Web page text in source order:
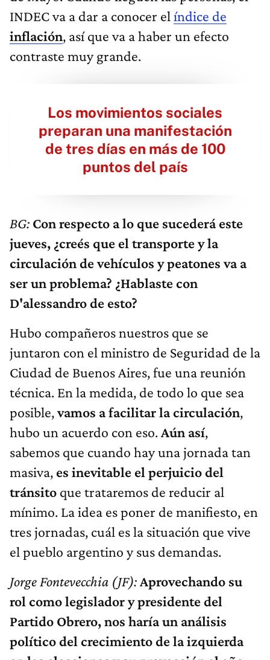
INDEC va a dar a conocer el índice de
inflación, así que va a haber un efecto
contraste muy grande.
Los movimientos sociales
preparan una manifestación
de tres días en más de 100
puntos del país
BG: Con respecto a lo que sucederá este
jueves, ¿creés que el transporte y la
circulación de vehículos y peatones va a
ser un problema? ¿Hablaste con
D'alessandro de esto?
Hubo compañeros nuestros que se
juntaron con el ministro de Seguridad de la
Ciudad de Buenos Aires, fue una reunión
técnica. En la medida, de todo lo que sea
posible,vamos a facilitar la circulación,
hubo un acuerdo con eso.Aún así,
sabemos que cuando hay una jornada tan
masiva, es inevitable el perjuicio del
tránsito que trataremos de reducir al
mínimo. La idea es poner de manifiesto, en
tres jornadas, cuál es la situación que vive
el pueblo argentino y sus demandas.
Jorge Fontevecchia (JF):Aprovechando su
rol como legislador y presidente del
Partido Obrero, nos haría un análisis
político del crecimiento de la izquierda